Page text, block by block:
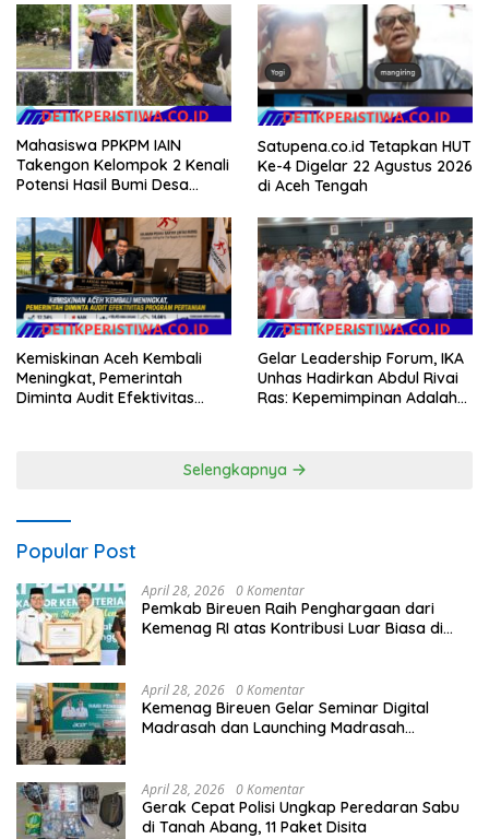
Masyarakat
Teknologi, dan Kepastian
Hukum Menuju Indonesia
Emas 2045
Mahasiswa PPKPM IAIN
Takengon Kelompok 2 Kenali
Potensi Hasil Bumi Desa
Satupena.co.id Tetapkan HUT
Ke-4 Digelar 22 Agustus 2026
di Aceh Tengah
Kemiskinan Aceh Kembali
Meningkat, Pemerintah
Diminta Audit Efektivitas
Gelar Leadership Forum, IKA
Unhas Hadirkan Abdul Rivai
Ras: Kepemimpinan Adalah
Selengkapnya
Popular Post
April 28, 2026 0 Komentar
Pemkab Bireuen Raih Penghargaan dari
Kemenag RI atas Kontribusi Luar Biasa di
April 28, 2026 0 Komentar
Kemenag Bireuen Gelar Seminar Digital
Madrasah dan Launching Madrasah
April 28, 2026 0 Komentar
Gerak Cepat Polisi Ungkap Peredaran Sabu
di Tanah Abang, 11 Paket Disita